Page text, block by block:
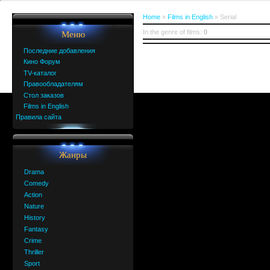
Меню
Последние добавления
Кино Форум
TV-каталог
Правообладателям
Стол заказов
Films in English
Правила сайта
Жанры
Drama
Comedy
Action
Nature
History
Fantasy
Crime
Thriller
Sport
Home » Films in English » Serial
In the genre of films: 0